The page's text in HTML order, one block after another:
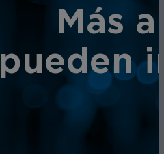
Más
pueden